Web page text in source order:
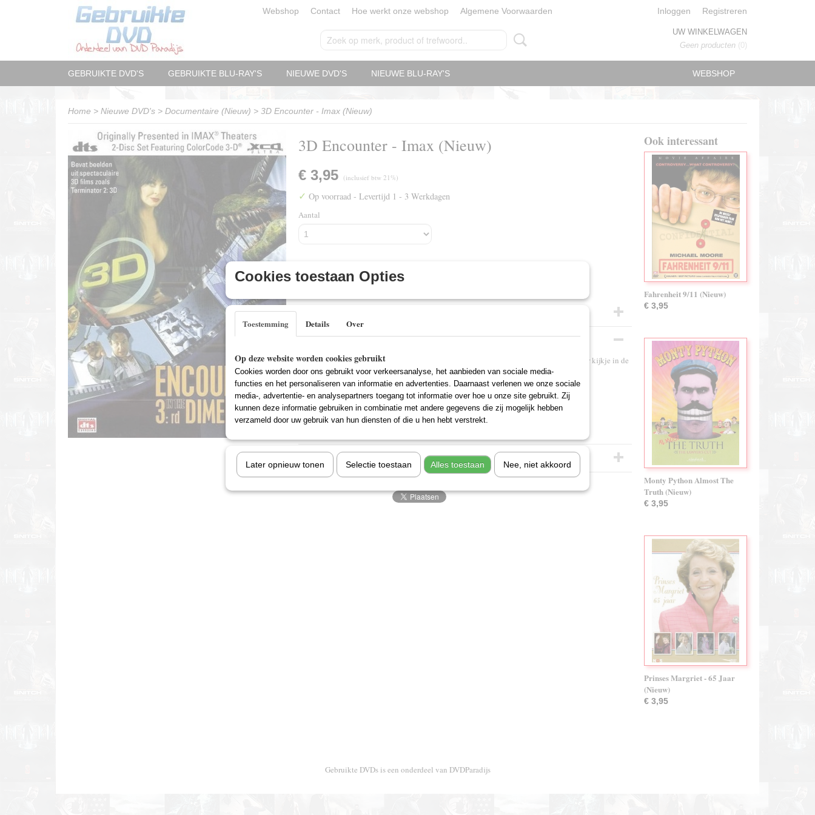
Webshop Contact Hoe werkt onze webshop Algemene Voorwaarden Inloggen Registreren
UW WINKELWAGEN
Geen producten (0)
WEBSHOP
GEBRUIKTE DVD'S GEBRUIKTE BLU-RAY'S NIEUWE DVD'S NIEUWE BLU-RAY'S
Home > Nieuwe DVD's > Documentaire (Nieuw) > 3D Encounter - Imax (Nieuw)
3D Encounter - Imax (Nieuw)
€ 3,95 (inclusief btw 21%)
✓ Op voorraad - Levertijd 1 - 3 Werkdagen
Aantal
IN WINKELWAGEN
Omschrijving
De productie Encounter in the third Dimension van "nWave Pictures" is een revolutionair kijkje in de
keuken van 3-D Films.
Titel: 3D Encounter - Imax
Reacties
Ook interessant
Fahrenheit 9/11 (Nieuw)
€ 3,95
Monty Python Almost The
Truth (Nieuw)
€ 3,95
Prinses Margriet - 65 Jaar
(Nieuw)
€ 3,95
Gebruikte DVDs is een onderdeel van DVDParadijs
Cookies toestaan Opties
Toestemming Details Over
Op deze website worden cookies gebruikt
Cookies worden door ons gebruikt voor verkeersanalyse, het aanbieden van sociale media-
functies en het personaliseren van informatie en advertenties. Daarnaast verlenen we onze sociale
media-, advertentie- en analysepartners toegang tot informatie over hoe u onze site gebruikt. Zij
kunnen deze informatie gebruiken in combinatie met andere gegevens die zij mogelijk hebben
verzameld door uw gebruik van hun diensten of die u hen hebt verstrekt.
Later opnieuw tonen Selectie toestaan Alles toestaan Nee, niet akkoord